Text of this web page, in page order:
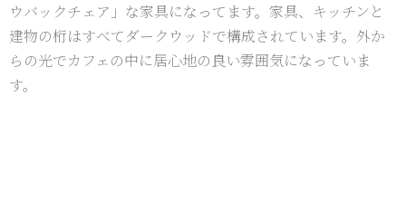
ウバックチェア」な家具になってます。家具、キッチンと
建物の桁はすべてダークウッドで構成されています。外か
らの光でカフェの中に居心地の良い雰囲気になっていま
す。